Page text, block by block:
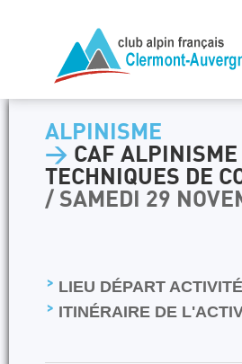
ALPINISME
> CAF
TECHNIQUES DE
/ SAMEDI 29
LIEU DÉPART
ITINÉRAIRE DE